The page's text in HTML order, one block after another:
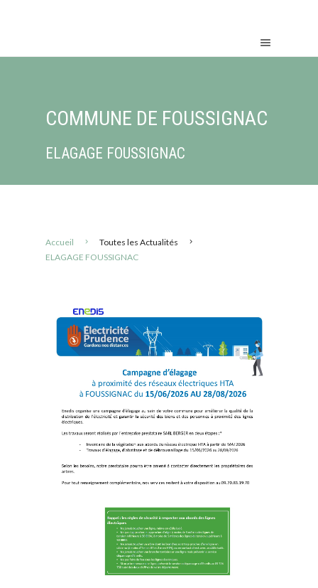
COMMUNE DE FOUSSIGNAC
ELAGAGE FOUSSIGNAC
Accueil
Toutes les Actualités
ELAGAGE FOUSSIGNAC